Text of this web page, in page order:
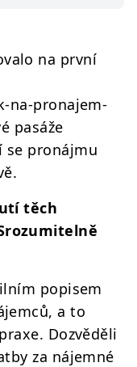
na první
na-pronajem-
pasáže
se pronájmu
těch
popisem
a to
Dozvěděli
za nájemné